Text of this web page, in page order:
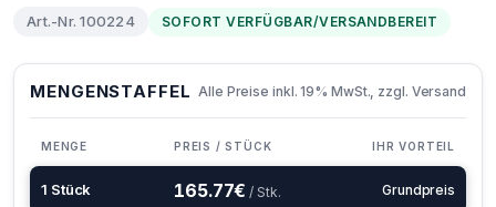
Art.-Nr. 100224 SOFORT VERFÜGBAR/VERSANDBEREIT
MENGENSTAFFEL Alle Preise inkl. 19% MwSt., zzgl. Versand
MENGE PREIS / STÜCK IHR VORTEIL
1 Stück 165.77€ / Stk. Grundpreis